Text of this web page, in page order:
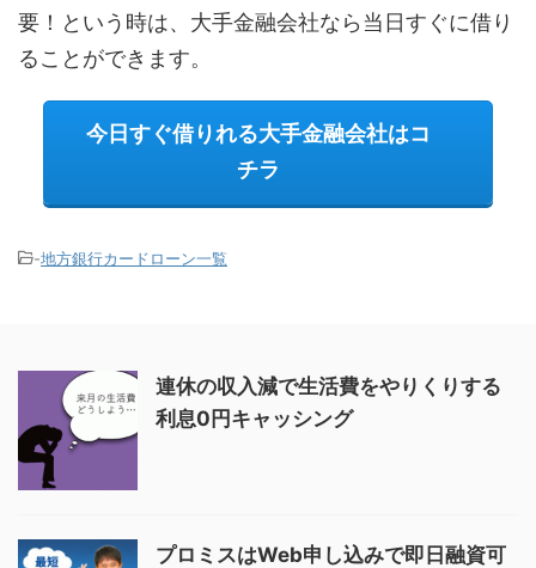
要！という時は、大手金融会社なら当日すぐに借り
ることができます。
今日すぐ借りれる大手金融会社はコ
チラ
-地方銀行カードローン一覧
連休の収入減で生活費をやりくりする
利息0円キャッシング
プロミスはWeb申し込みで即日融資可